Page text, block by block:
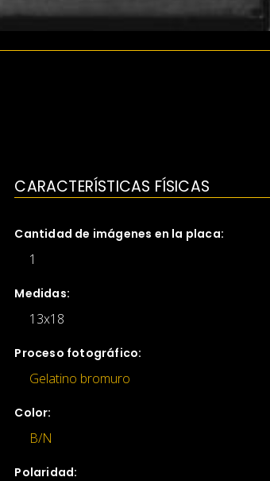
CARACTERÍSTICAS FÍSICAS
Cantidad de imágenes en la placa:
1
Medidas:
13x18
Proceso fotográfico:
Gelatino bromuro
Color:
B/N
Polaridad: